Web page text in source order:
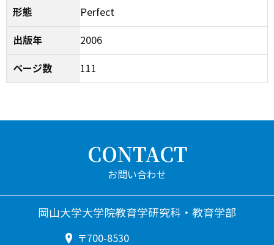
形態 Perfect
出版年 2006
ページ数 111
CONTACT
岡山大学大学院教育学研究科・教育学部
〒700-8530